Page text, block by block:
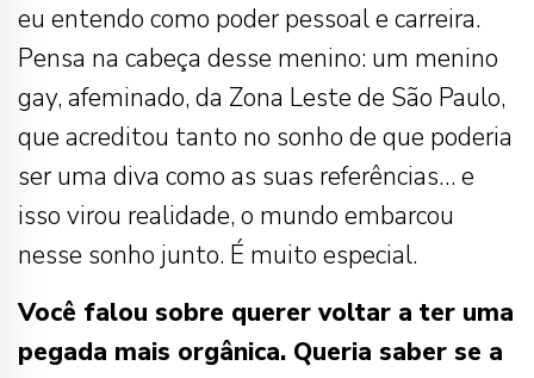
eu entendo como poder pessoal e carreira.
Pensa na cabeça desse menino: um menino
gay, afeminado, da Zona Leste de São Paulo,
que acreditou tanto no sonho de que poderia
ser uma diva como as suas referências… e
isso virou realidade, o mundo embarcou
nesse sonho junto. É muito especial.
Você falou sobre querer voltar a ter uma
pegada mais orgânica. Queria saber se a